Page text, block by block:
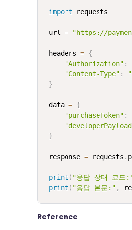
import requests
url = "https://
headers = {
"Authorization" :
"Content-Type" :
}
data = {
"purchaseToken" :
}
response = requests .
print ( "응답 상태 코드
print ( "응답 본문:" ,
Reference